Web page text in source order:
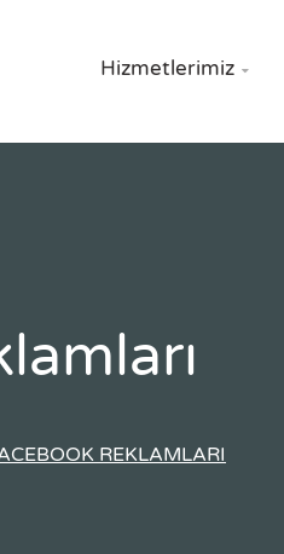
Hizmetlerimiz 
REKLAMLARI